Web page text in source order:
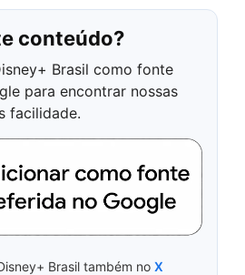
conteúdo?
Brasil como fonte
para encontrar nossas
facilidade.
Brasil também no X